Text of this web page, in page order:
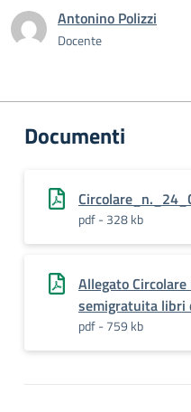
Antonino Polizzi
Docente
Documenti
pdf - 328 kb
Allegato
semigratuita libri
pdf - 759 kb